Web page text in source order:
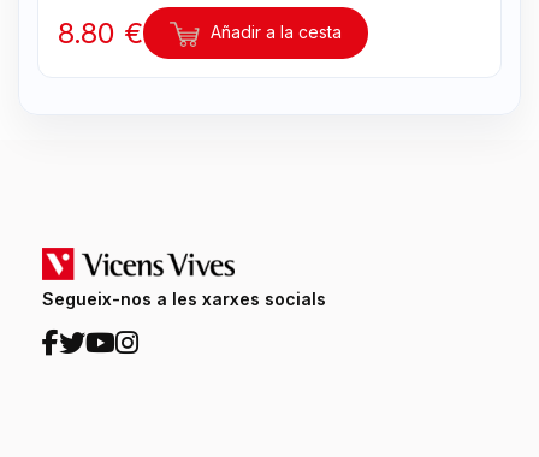
8.80 € Añadir a la cesta
Segueix-nos a les xarxes socials